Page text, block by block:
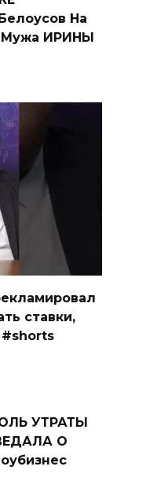
На
Мужа ИРИНЫ
ставки,
#shorts
УТРАТЫ
О